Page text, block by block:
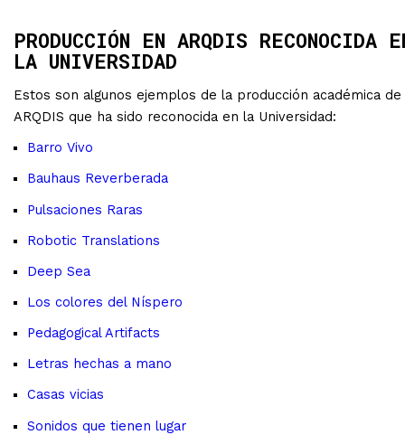
PRODUCCIÓN EN ARQDIS RECONOCIDA
LA UNIVERSIDAD
Estos son algunos ejemplos de la producción académica de
ARQDIS que ha sido reconocida en la Universidad:
Barro Vivo
Bauhaus Reverberada
Pulsaciones Raras
Robotic Translations
Deep Sea
Los colores del Níspero
Pedagogical Artifacts
Letras hechas a mano
Casas vicias
Sonidos que tienen lugar